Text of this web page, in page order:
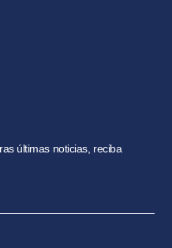
últimas noticias, reciba